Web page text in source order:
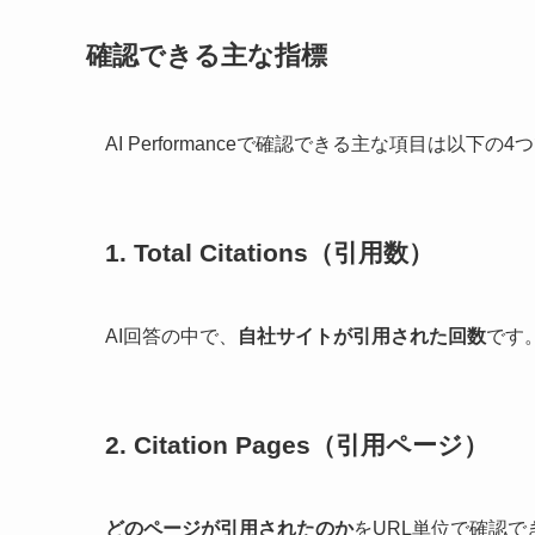
確認できる主な指標
AI Performanceで確認できる主な項目は以下の4
1. Total Citations（引用数）
AI回答の中で、 自社サイトが引用された回数です
2. Citation Pages（引用ページ）
どのページが引用されたのかをURL単位で確認で